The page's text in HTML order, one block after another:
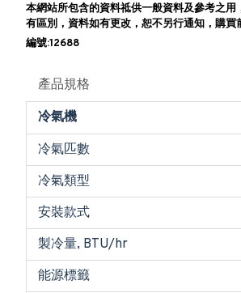
本網站所包含的資料祗供一般資料及參考之
有區別，資料如有更改，恕不另行通知，購買
編號:12688
產品規格
冷氣機
冷氣匹數
冷氣類型
安裝款式
製冷量, BTU/hr
能源標籤